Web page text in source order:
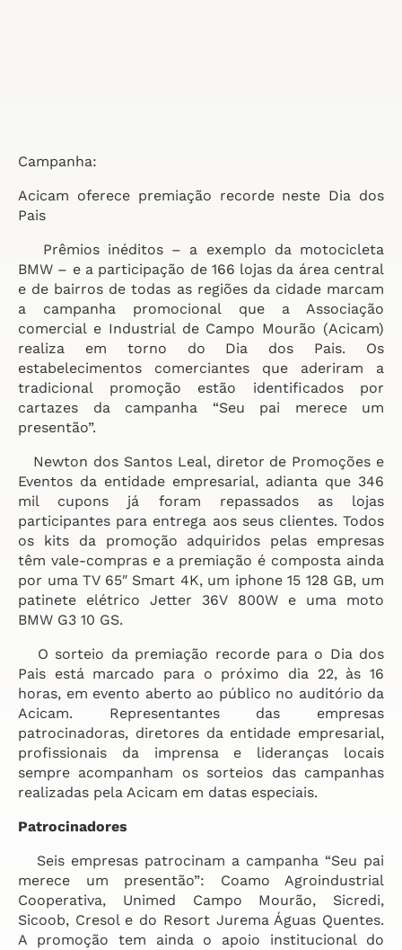
Campanha:
Acicam oferece premiação recorde neste Dia dos
Pais
Prêmios inéditos – a exemplo da motocicleta
BMW – e a participação de 166 lojas da área central
e de bairros de todas as regiões da cidade marcam
a campanha promocional que a Associação
comercial e Industrial de Campo Mourão (Acicam)
realiza em torno do Dia dos Pais. Os
estabelecimentos comerciantes que aderiram a
tradicional promoção estão identificados por
cartazes da campanha “Seu pai merece um
presentão”.
Newton dos Santos Leal, diretor de Promoções e
Eventos da entidade empresarial, adianta que 346
mil cupons já foram repassados as lojas
participantes para entrega aos seus clientes. Todos
os kits da promoção adquiridos pelas empresas
têm vale-compras e a premiação é composta ainda
por uma TV 65″ Smart 4K, um iphone 15 128 GB, um
patinete elétrico Jetter 36V 800W e uma moto
BMW G3 10 GS.
O sorteio da premiação recorde para o Dia dos
Pais está marcado para o próximo dia 22, às 16
horas, em evento aberto ao público no auditório da
Acicam. Representantes das empresas
patrocinadoras, diretores da entidade empresarial,
profissionais da imprensa e lideranças locais
sempre acompanham os sorteios das campanhas
realizadas pela Acicam em datas especiais.
Patrocinadores
Seis empresas patrocinam a campanha “Seu pai
merece um presentão”: Coamo Agroindustrial
Cooperativa, Unimed Campo Mourão, Sicredi,
Sicoob, Cresol e do Resort Jurema Águas Quentes.
A promoção tem ainda o apoio institucional do